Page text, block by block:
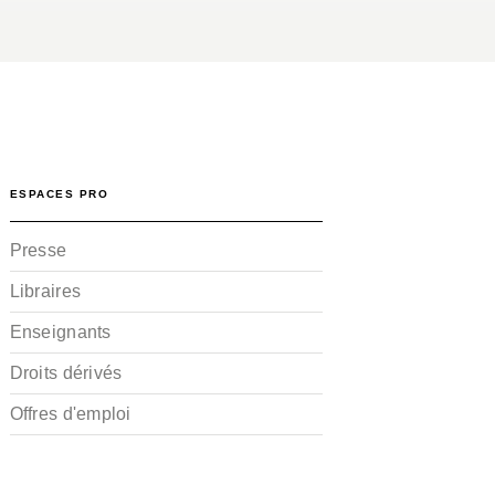
ESPACES PRO
Presse
Libraires
Enseignants
Droits dérivés
Offres d'emploi